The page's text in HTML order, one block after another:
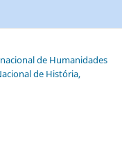
de Humanidades
de História,